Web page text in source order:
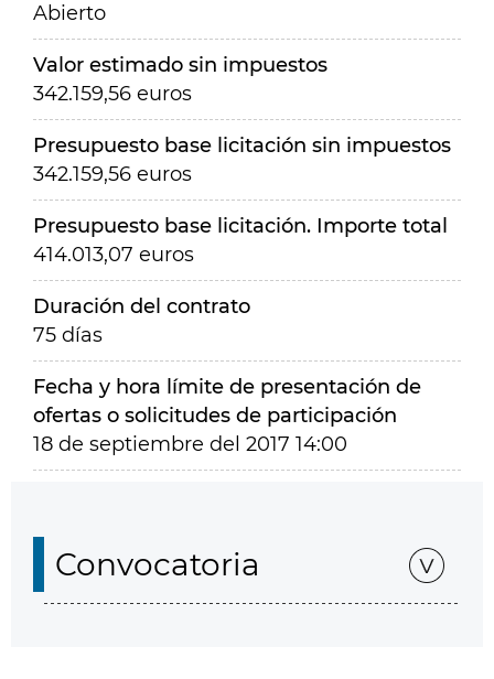
Abierto
Valor estimado sin impuestos
342.159,56 euros
Presupuesto base licitación sin impuestos
342.159,56 euros
Presupuesto base licitación. Importe total
414.013,07 euros
Duración del contrato
75 días
Fecha y hora límite de presentación de
ofertas o solicitudes de participación
18 de septiembre del 2017 14:00
Convocatoria